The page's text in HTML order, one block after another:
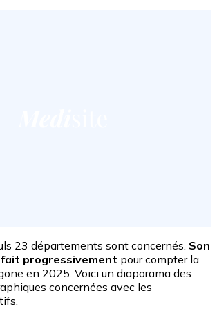
23 départements sont concernés. Son
progressivement pour compter la
en 2025. Voici un diaporama des
concernées avec les